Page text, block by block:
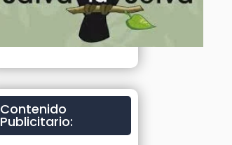
Contenido
Publicitario: